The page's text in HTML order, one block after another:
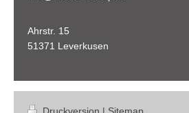
Ahrstr. 15
51371 Leverkusen